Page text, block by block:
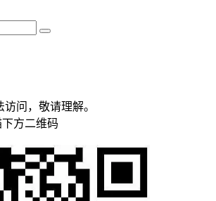
问，敬请理解。
方二维码